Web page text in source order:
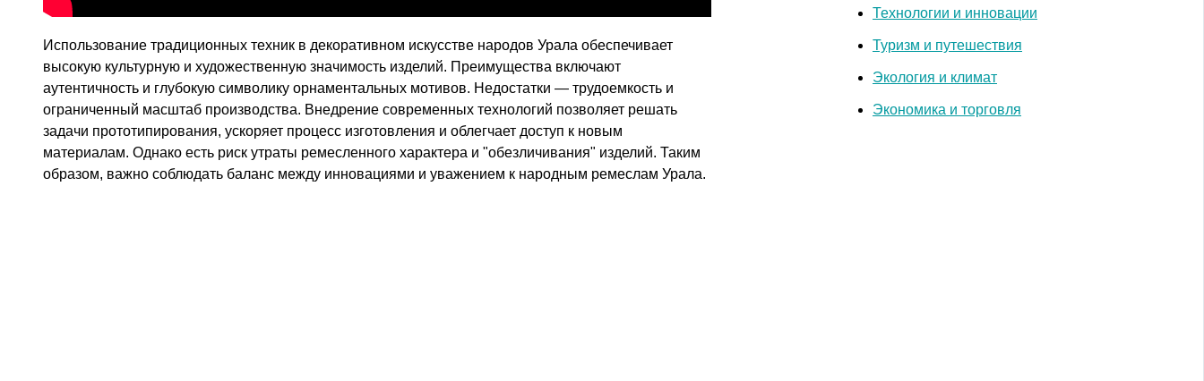
Использование традиционных техник в декоративном искусстве народов Урала обеспечивает
высокую культурную и художественную значимость изделий. Преимущества включают
аутентичность и глубокую символику орнаментальных мотивов. Недостатки — трудоемкость и
ограниченный масштаб производства. Внедрение современных технологий позволяет решать
задачи прототипирования, ускоряет процесс изготовления и облегчает доступ к новым
материалам. Однако есть риск утраты ремесленного характера и "обезличивания" изделий. Таким
образом, важно соблюдать баланс между инновациями и уважением к народным ремеслам Урала.
Технологии и инновации
Туризм и путешествия
Экология и климат
Экономика и торговля